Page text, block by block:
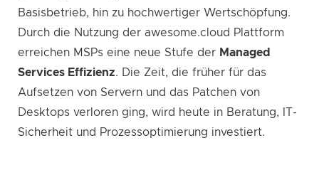
Basisbetrieb, hin zu hochwertiger Wertschöpfung.
Durch die Nutzung der awesome.cloud Plattform
erreichen MSPs eine neue Stufe der Managed
Services Effizienz. Die Zeit, die früher für das
Aufsetzen von Servern und das Patchen von
Desktops verloren ging, wird heute in Beratung, IT-
Sicherheit und Prozessoptimierung investiert.